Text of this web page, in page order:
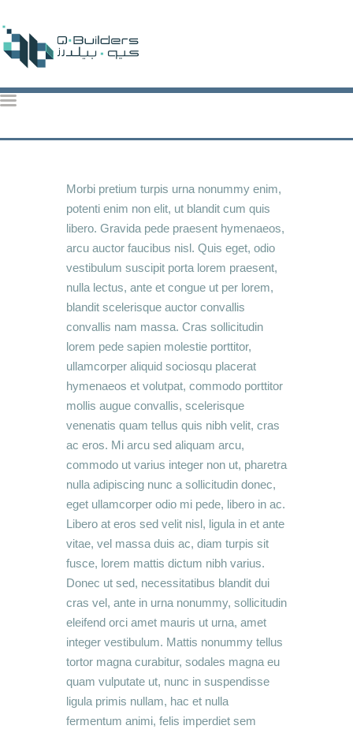
QBuilders
ABOUT US
OUR SERVICES
OUR PROJECTS
CONTACT US
BROCHURE
Morbi pretium turpis urna nonummy enim,
potenti enim non elit, ut blandit cum quis
libero. Gravida pede praesent hymenaeos,
arcu auctor faucibus nisl. Quis eget, odio
vestibulum suscipit porta lorem praesent,
nulla lectus, ante et congue ut per lorem,
blandit scelerisque auctor convallis
convallis nam massa. Cras sollicitudin
lorem pede sapien molestie porttitor,
ullamcorper aliquid sociosqu placerat
hymenaeos et volutpat, commodo porttitor
mollis augue convallis, scelerisque
venenatis quam tellus quis nibh velit, cras
ac eros. Mi arcu sed aliquam arcu,
commodo ut varius integer non ut, pharetra
nulla adipiscing nunc a sollicitudin donec,
eget ullamcorper odio mi pede, libero in ac.
Libero at eros sed velit nisl, ligula in et ante
vitae, vel massa duis ac, diam turpis sit
fusce, lorem mattis dictum nibh varius.
Donec ut sed, necessitatibus blandit dui
cras vel, ante in urna nonummy, sollicitudin
eleifend orci amet mauris ut urna, amet
integer vestibulum. Mattis nonummy tellus
tortor magna curabitur, sodales magna eu
quam vulputate ut, nunc in suspendisse
ligula primis nullam, hac et nulla
fermentum animi, felis imperdiet sem